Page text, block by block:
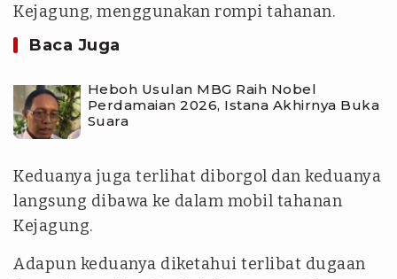
Kejagung, menggunakan rompi tahanan.
Baca Juga
Heboh Usulan MBG Raih Nobel
Perdamaian 2026, Istana Akhirnya Buka
Suara
Keduanya juga terlihat diborgol dan keduanya
langsung dibawa ke dalam mobil tahanan
Kejagung.
Adapun keduanya diketahui terlibat dugaan